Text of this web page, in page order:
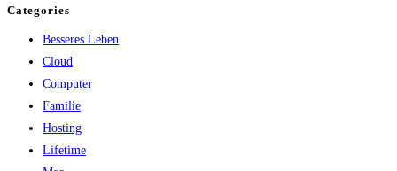
Categories
Besseres Leben
Cloud
Computer
Familie
Hosting
Lifetime